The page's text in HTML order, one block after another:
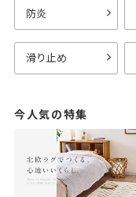
防炎
滑り止め
今人気の特集